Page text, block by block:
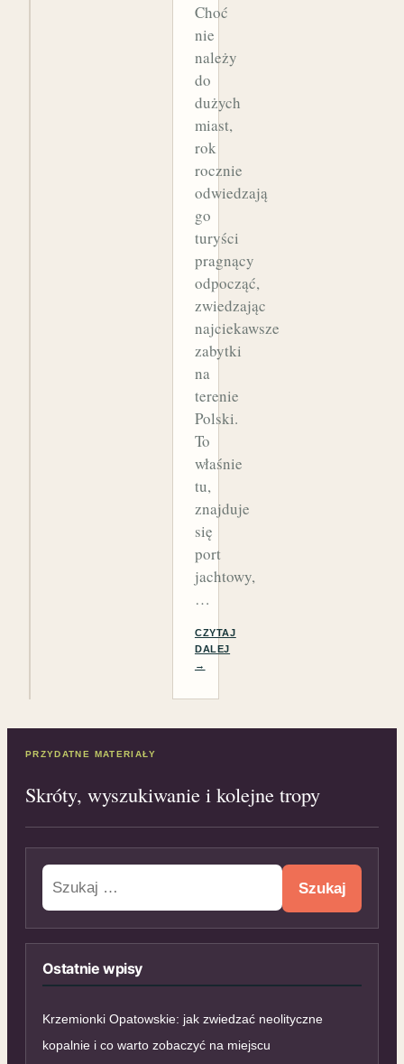
Choć
nie
należy
do
dużych
miast,
rok
rocznie
odwiedzają
go
turyści
pragnący
odpocząć,
zwiedzając
najciekawsze
zabytki
na
terenie
Polski.
To
właśnie
tu,
znajduje
się
port
jachtowy,
…
CZYTAJ
DALEJ
→
PRZYDATNE MATERIAŁY
Skróty, wyszukiwanie i kolejne tropy
Szukaj:
Ostatnie wpisy
Krzemionki Opatowskie: jak zwiedzać neolityczne
kopalnie i co warto zobaczyć na miejscu